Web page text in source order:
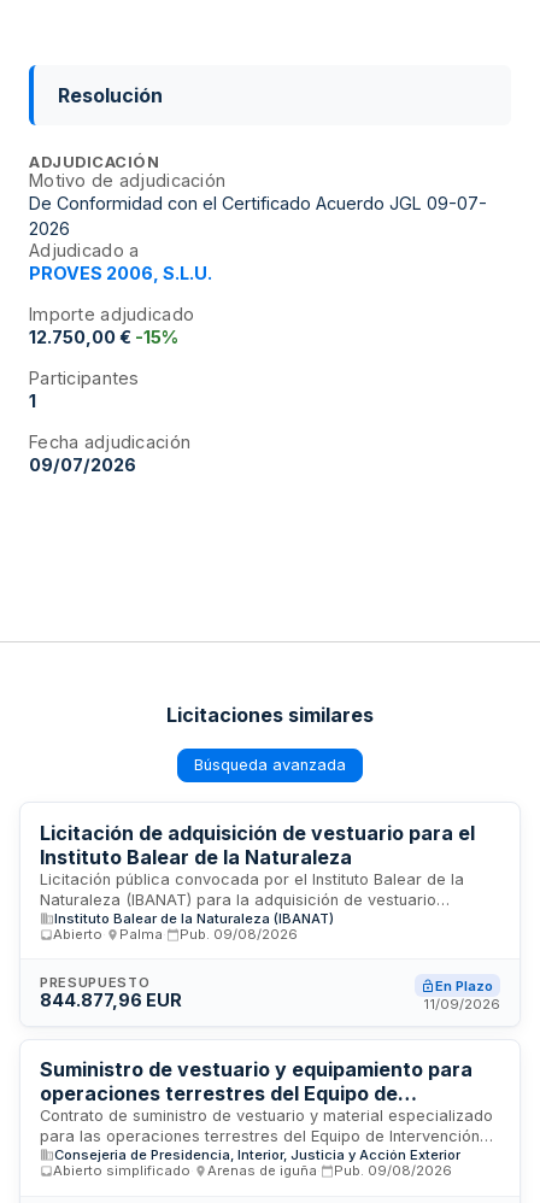
Resolución
ADJUDICACIÓN
Motivo de adjudicación
De Conformidad con el Certificado Acuerdo JGL 09-07-
2026
Adjudicado a
PROVES 2006, S.L.U.
Importe adjudicado
12.750,00 € -15%
Participantes
1
Fecha adjudicación
09/07/2026
Licitaciones similares
Búsqueda avanzada
Licitación de adquisición de vestuario para el
Instituto Balear de la Naturaleza
Licitación pública convocada por el Instituto Balear de la
Naturaleza (IBANAT) para la adquisición de vestuario
destinado a las actividades y operaciones del organismo en
Palma. El contrato, con un presupuesto base de 567.071,04
especializada necesaria para el personal del instituto. Esta
adquisición se realiza mediante procedimiento de
equipamiento textil.
Instituto Balear de la Naturaleza (IBANAT)
Abierto
Palma Pub. 09/08/2026
PRESUPUESTO
844.877,96 EUR
En Plazo
11/09/2026
Suministro de vestuario y equipamiento para
operaciones terrestres del Equipo de
Intervención de Protección Civil y Emergencias
de Cantabria
Contrato de suministro de vestuario y material especializado
para las operaciones terrestres del Equipo de Intervención
del Servicio de Protección Civil y Emergencias de la
Dirección General de Seguridad y Protección Ciudadana del
Consejeria de Presidencia, Interior, Justicia y Acción Exterior
Abierto simplificado
Arenas de iguña Pub. 09/08/2026